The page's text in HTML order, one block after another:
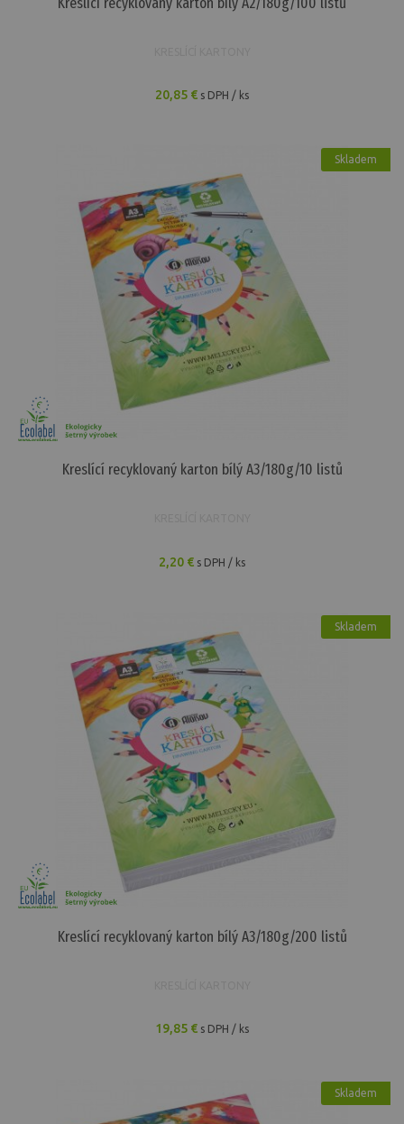
20,85 € s DPH / ks
Skladem
Kreslící recyklovaný karton bílý A3/180g/10 listů
2,20 € s DPH / ks
Skladem
Kreslící recyklovaný karton bílý A3/180g/200 listů
19,85 € s DPH / ks
Skladem